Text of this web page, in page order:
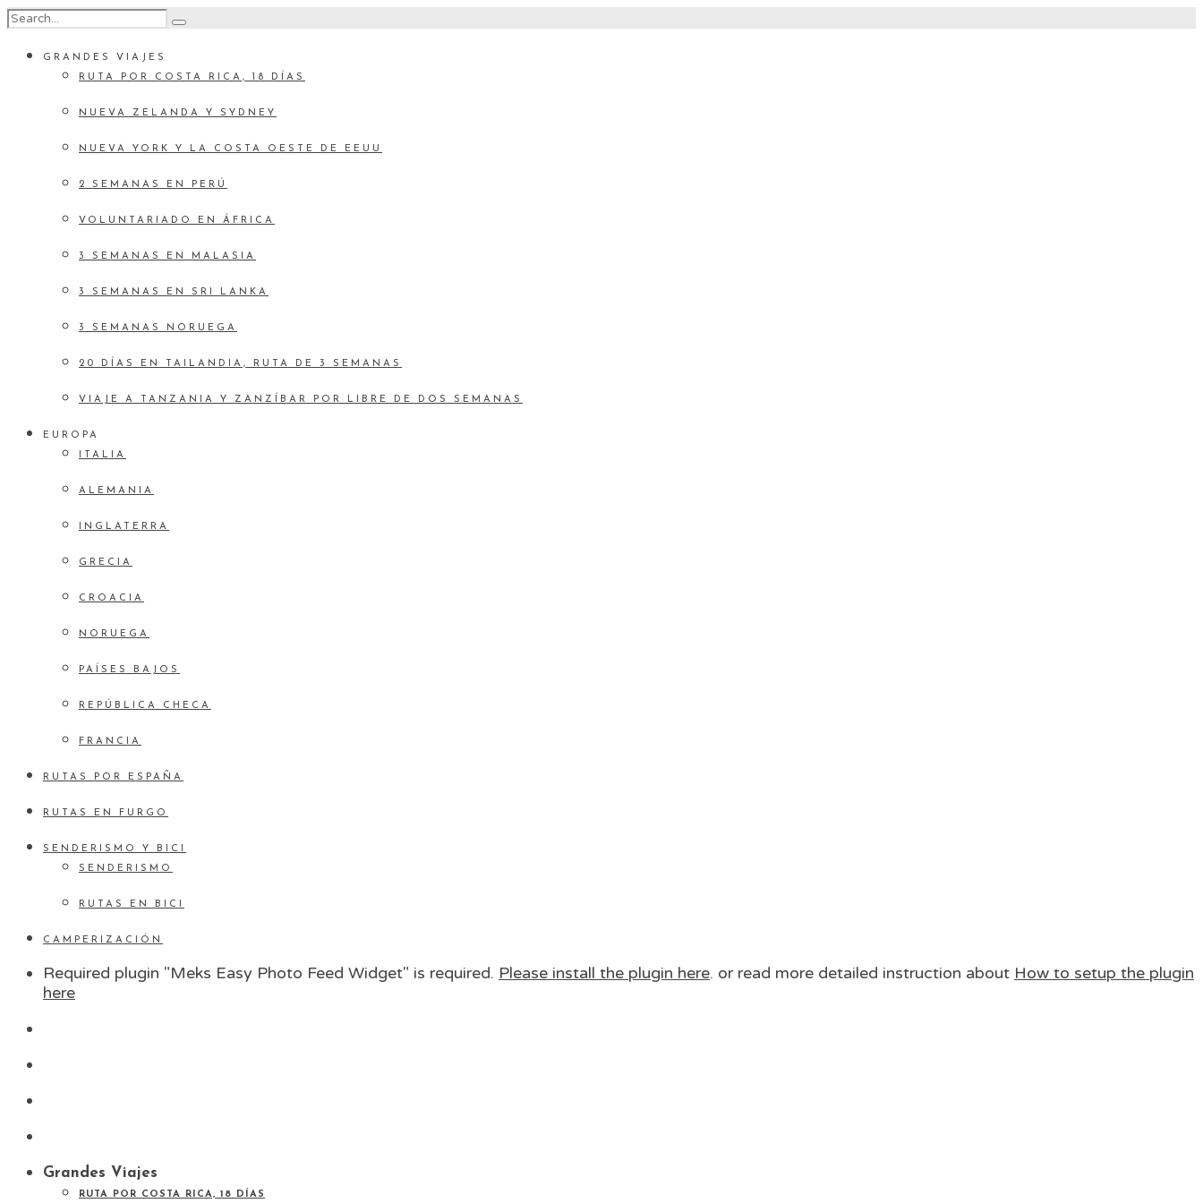
GRANDES VIAJES
RUTA POR COSTA RICA, 18 DÍAS
NUEVA ZELANDA Y SYDNEY
NUEVA YORK Y LA COSTA OESTE DE EEUU
2 SEMANAS EN PERÚ
VOLUNTARIADO EN ÁFRICA
3 SEMANAS EN MALASIA
3 SEMANAS EN SRI LANKA
3 SEMANAS NORUEGA
20 DÍAS EN TAILANDIA, RUTA DE 3 SEMANAS
VIAJE A TANZANIA Y ZANZÍBAR POR LIBRE DE DOS SEMANAS
EUROPA
ITALIA
ALEMANIA
INGLATERRA
GRECIA
CROACIA
NORUEGA
PAÍSES BAJOS
REPÚBLICA CHECA
FRANCIA
RUTAS POR ESPAÑA
RUTAS EN FURGO
SENDERISMO Y BICI
SENDERISMO
RUTAS EN BICI
CAMPERIZACIÓN
Required plugin "Meks Easy Photo Feed Widget" is required. Please install the plugin here. or read more detailed instruction about How to setup the plugin
here
Grandes Viajes
RUTA POR COSTA RICA, 18 DÍAS